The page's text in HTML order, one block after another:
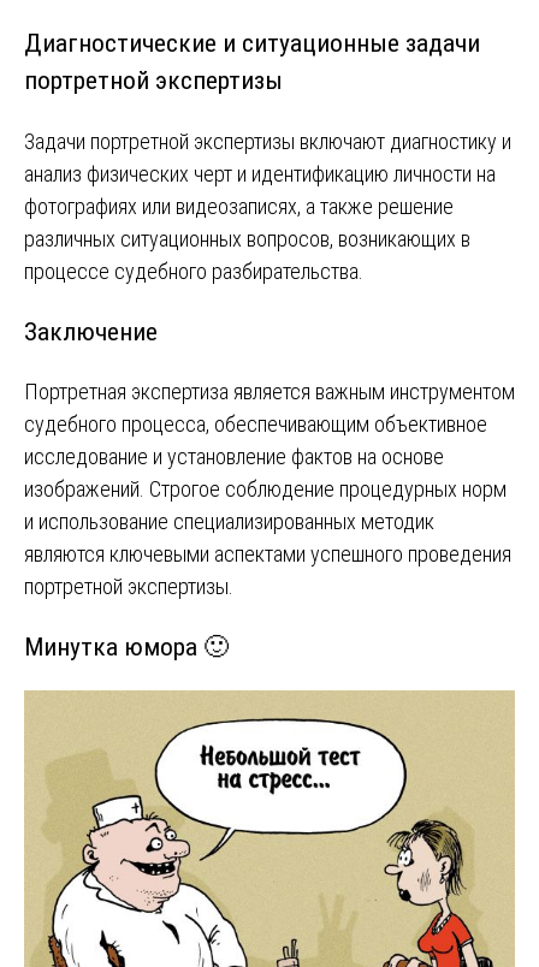
Диагностические и ситуационные задачи
портретной экспертизы
Задачи портретной экспертизы включают диагностику и
анализ физических черт и идентификацию личности на
фотографиях или видеозаписях, а также решение
различных ситуационных вопросов, возникающих в
процессе судебного разбирательства.
Заключение
Портретная экспертиза является важным инструментом
судебного процесса, обеспечивающим объективное
исследование и установление фактов на основе
изображений. Строгое соблюдение процедурных норм
и использование специализированных методик
являются ключевыми аспектами успешного проведения
портретной экспертизы.
Минутка юмора 🙂